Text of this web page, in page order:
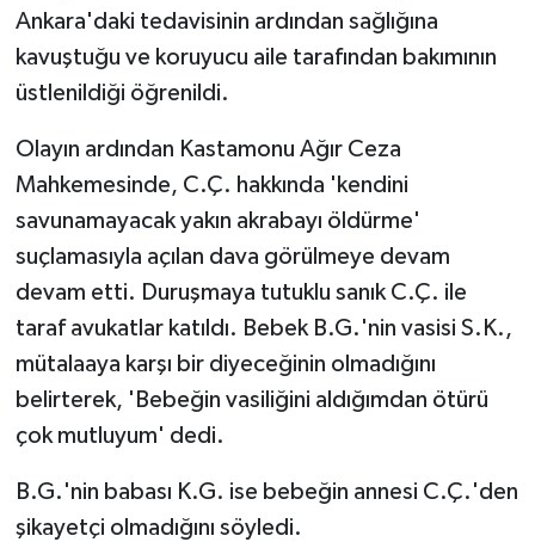
Ankara'daki tedavisinin ardından sağlığına
kavuştuğu ve koruyucu aile tarafından bakımının
üstlenildiği öğrenildi.
Olayın ardından Kastamonu Ağır Ceza
Mahkemesinde, C.Ç. hakkında 'kendini
savunamayacak yakın akrabayı öldürme'
suçlamasıyla açılan dava görülmeye devam
devam etti. Duruşmaya tutuklu sanık C.Ç. ile
taraf avukatlar katıldı. Bebek B.G.'nin vasisi S.K.,
mütalaaya karşı bir diyeceğinin olmadığını
belirterek, 'Bebeğin vasiliğini aldığımdan ötürü
çok mutluyum' dedi.
B.G.'nin babası K.G. ise bebeğin annesi C.Ç.'den
şikayetçi olmadığını söyledi.